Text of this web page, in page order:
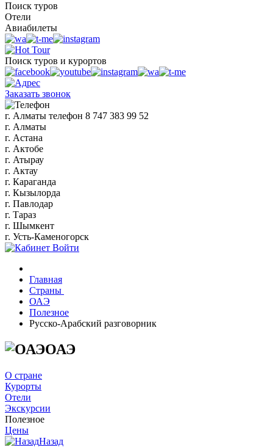
Поиск туров
Отели
Авиабилеты
Поиск туров и курортов
Заказать звонок
г. Алматы телефон 8 747 383 99 52
г. Алматы
г. Астана
г. Актобе
г. Атырау
г. Актау
г. Караганда
г. Кызылорда
г. Павлодар
г. Тараз
г. Шымкент
г. Усть-Каменогорск
Войти
Главная
Страны
ОАЭ
Полезное
Русско-Арабский разговорник
ОАЭ
О стране
Курорты
Отели
Экскурсии
Полезное
Цены
Назад